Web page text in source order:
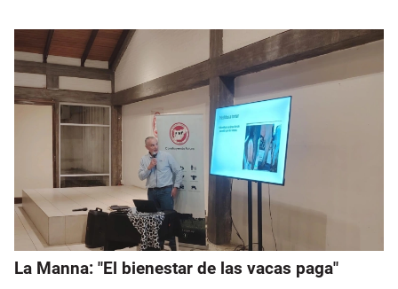
La Manna: "El bienestar de las vacas paga"